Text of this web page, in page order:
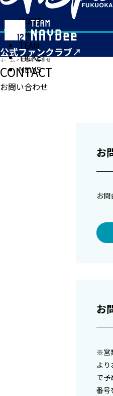
HOME
MATCH
TEAM
TICKET
NEWS
ホーム > お問い合わせ
CONTACT
お問い合わせ
お
お問
お
※営
よ
で
番号